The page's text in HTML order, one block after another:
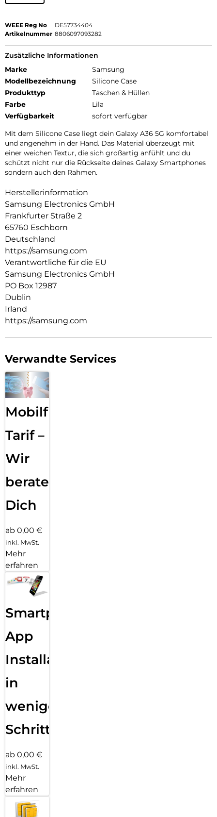
WEEE Reg No
DE57734404
Artikelnummer 8806097093282
Zusätzliche Informationen
Marke
Samsung
Modellbezeichnung
Silicone Case
Produkttyp
Taschen & Hüllen
Farbe
Lila
Verfügbarkeit
sofort verfügbar
Mit dem Silicone Case liegt dein Galaxy A36 5G komfortabel
und angenehm in der Hand. Das Material überzeugt mit
einer weichen Textur, die sich großartig anfühlt und du
schützt nicht nur die Rückseite deines Galaxy Smartphones
sondern auch den Rahmen.
Herstellerinformation
Samsung Electronics GmbH
Frankfurter Straße 2
65760 Eschborn
Deutschland
https://samsung.com
Verantwortliche für die EU
Samsung Electronics GmbH
PO Box 12987
Dublin
Irland
https://samsung.com
Verwandte Services
Mobilfunk
Tarif –
Wir
beraten
Dich
ab 0,00 €
inkl. MwSt.
Mehr
erfahren
Smartphone
App
Installation
in
wenigen
Schritten
ab 0,00 €
inkl. MwSt.
Mehr
erfahren